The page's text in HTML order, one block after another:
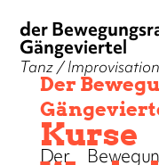
der
Gängeviertel
Tanz /
Kurse
Der
Der